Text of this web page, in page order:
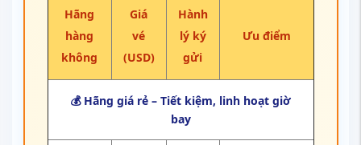
Hãng
hàng
không
Giá
vé
(USD)
Hành
lý ký
gửi
Ưu điểm
💰 Hãng giá rẻ – Tiết kiệm, linh hoạt giờ
bay